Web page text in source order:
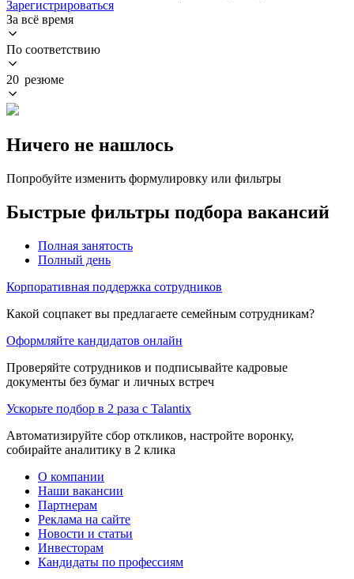
Зарегистрироваться
За всё время
По соответствию
20 резюме
Ничего не нашлось
Попробуйте изменить формулировку или фильтры
Быстрые фильтры подбора вакансий
Полная занятость
Полный день
Корпоративная поддержка сотрудников
Какой соцпакет вы предлагаете семейным сотрудникам?
Оформляйте кандидатов онлайн
Проверяйте сотрудников и подписывайте кадровые
документы без бумаг и личных встреч
Ускорьте подбор в 2 раза с Talantix
Автоматизируйте сбор откликов, настройте воронку,
собирайте аналитику в 2 клика
О компании
Наши вакансии
Партнерам
Реклама на сайте
Новости и статьи
Инвесторам
Кандидаты по профессиям